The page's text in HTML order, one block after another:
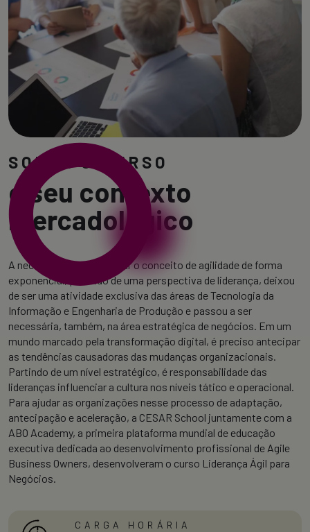
SOBRE O CURSO
e seu contexto
mercadológico
A necessidade de trabalhar o conceito de agilidade de forma
exponencial, partindo de uma perspectiva de liderança, deixou
de ser uma atividade exclusiva das áreas de Tecnologia da
Informação e Engenharia de Produção e passou a ser
necessária, também, na área estratégica de negócios. Em um
mundo marcado pela transformação digital, é preciso antecipar
as tendências causadoras das mudanças organizacionais.
Partindo de um nível estratégico, é responsabilidade das
lideranças influenciar a cultura nos níveis tático e operacional.
Para ajudar as organizações nesse processo de adaptação,
antecipação e aceleração, a CESAR School juntamente com a
ABO Academy, a primeira plataforma mundial de educação
executiva dedicada ao desenvolvimento profissional de Agile
Business Owners, desenvolveram o curso Liderança Ágil para
Negócios.
CARGA HORÁRIA